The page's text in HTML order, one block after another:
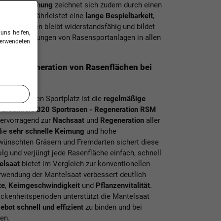
zeichnet sich zudem durch einen
Dies gewährleistet eine lange Bespielbarkeit,
Der Rasen bleibt widerstandsfähig und bildet
Anforderungen von Rasensportanlagen in allen
Regeneration von Rasenflächen bei
gesunden Sportplatz ist die regelmäßige
Greenfield 320 Sportrasen - Regeneration RSM
zur Nachsaatund Regenerationaller
sehr schnelle Keimung und hohe
Gräsern und Fremdarten sichert diese
und verjüngt jede Rasenfläche einfach, schnell
bietet im Vergleich zur konventionellen
der Mantelsaat verbessert deutlich
, Keimgeschwindigkeitund Pflanzenvitalität.
unterstützt die Mantelsaat
schnell und effizientzu binden und bei
helfen,